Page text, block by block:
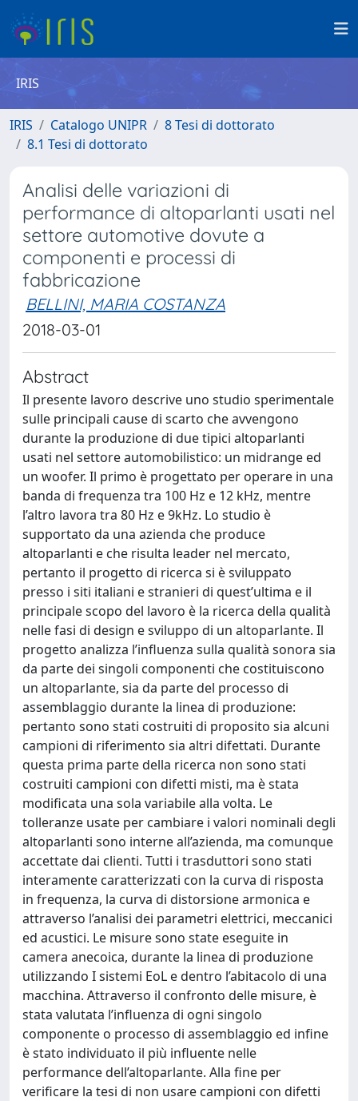
IRIS
IRIS Catalogo UNIPR
8 Tesi di dottorato
8.1 Tesi di dottorato
Analisi delle variazioni di
performance di altoparlanti usati nel
settore automotive dovute a
componenti e processi di
fabbricazione
BELLINI, MARIA COSTANZA
2018-03-01
Abstract
Il presente lavoro descrive uno studio sperimentale
sulle principali cause di scarto che avvengono
durante la produzione di due tipici altoparlanti
usati nel settore automobilistico: un midrange ed
un woofer. Il primo è progettato per operare in una
banda di frequenza tra 100 Hz e 12 kHz, mentre
l’altro lavora tra 80 Hz e 9kHz. Lo studio è
supportato da una azienda che produce
altoparlanti e che risulta leader nel mercato,
pertanto il progetto di ricerca si è sviluppato
presso i siti italiani e stranieri di quest’ultima e il
principale scopo del lavoro è la ricerca della qualità
nelle fasi di design e sviluppo di un altoparlante. Il
progetto analizza l’influenza sulla qualità sonora sia
da parte dei singoli componenti che costituiscono
un altoparlante, sia da parte del processo di
assemblaggio durante la linea di produzione:
pertanto sono stati costruiti di proposito sia alcuni
campioni di riferimento sia altri difettati. Durante
questa prima parte della ricerca non sono stati
costruiti campioni con difetti misti, ma è stata
modificata una sola variabile alla volta. Le
tolleranze usate per cambiare i valori nominali degli
altoparlanti sono interne all’azienda, ma comunque
accettate dai clienti. Tutti i trasduttori sono stati
interamente caratterizzati con la curva di risposta
in frequenza, la curva di distorsione armonica e
attraverso l’analisi dei parametri elettrici, meccanici
ed acustici. Le misure sono state eseguite in
camera anecoica, durante la linea di produzione
utilizzando I sistemi EoL e dentro l’abitacolo di una
macchina. Attraverso il confronto delle misure, è
stata valutata l’influenza di ogni singolo
componente o processo di assemblaggio ed infine
è stato individuato il più influente nelle
performance dell’altoparlante. Alla fine per
verificare la tesi di non usare campioni con difetti